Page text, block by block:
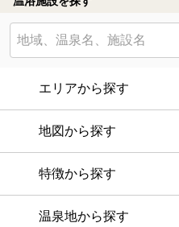
エリアから探す
地図から探す
特徴から探す
温泉地から探す